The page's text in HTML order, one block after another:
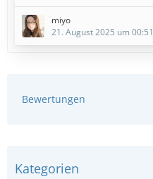
miyo
21. August 2025 um 00:51
Bewertungen
Kategorien